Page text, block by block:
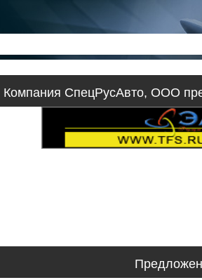
Компания СпецРусАвто, ООО